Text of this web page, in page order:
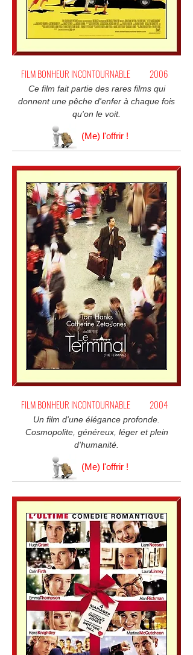
FILM BONHEUR INCONTOURNABLE 2006
Ce film fait partie des rares films qui
donnent une pêche d'enfer à chaque fois
qu'on le voit.
(Me) l'offrir !
FILM BONHEUR INCONTOURNABLE 2004
Un film d'une élégance profonde.
Cosmopolite, généreux, léger et plein
d'humanité.
(Me) l'offrir !